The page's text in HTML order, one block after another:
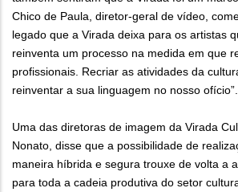
Chico de Paula, diretor-geral de vídeo,
legado que a Virada deixa para os artistas
reinventa um processo na medida em que
profissionais. Recriar as atividades da
reinventar a sua linguagem no nosso ofício”.
Uma das diretoras de imagem da Virada
Nonato, disse que a possibilidade de
maneira híbrida e segura trouxe de volta a
para toda a cadeia produtiva do setor